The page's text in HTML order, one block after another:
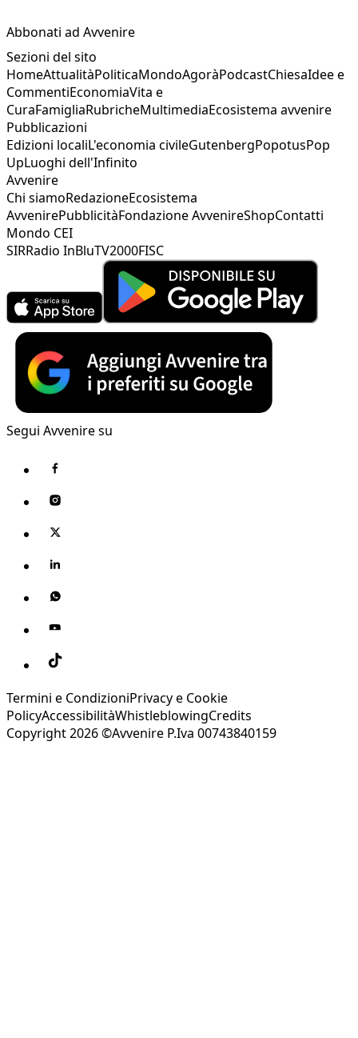
Abbonati ad Avvenire
Sezioni del sito
HomeAttualitàPoliticaMondoAgoràPodcastChiesaIdee e
CommentiEconomiaVita e
CuraFamigliaRubricheMultimediaEcosistema avvenire
Pubblicazioni
Edizioni localiL'economia civileGutenbergPopotusPop
UpLuoghi dell'Infinito
Avvenire
Chi siamoRedazioneEcosistema
AvvenirePubblicitàFondazione AvvenireShopContatti
Mondo CEI
SIRRadio InBluTV2000FISC
Segui Avvenire su
Termini e CondizioniPrivacy e Cookie
PolicyAccessibilitàWhistleblowingCredits
Copyright 2026 ©Avvenire P.Iva 00743840159